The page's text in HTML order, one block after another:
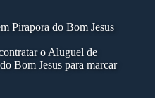
Pirapora do Bom Jesus
o Aluguel de
Bom Jesus para marcar